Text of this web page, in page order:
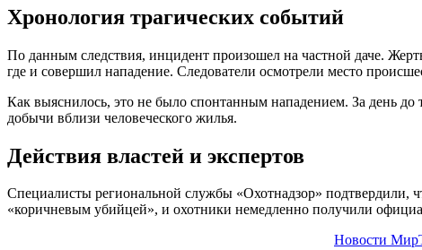
Хронология трагических событий
По данным следствия, инцидент произошел на частной даче.
где и совершил нападение. Следователи осмотрели место
Как выяснилось, это не было спонтанным нападением. За день до
добычи вблизи человеческого жилья.
Действия властей и экспертов
Специалисты региональной службы «Охотнадзор»
«коричневым убийцей», и охотники немедленно получили
Новости